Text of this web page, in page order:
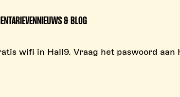
TARIEVENNIEUWS & BLOG
wifi in Hall9. Vraag het paswoord aan